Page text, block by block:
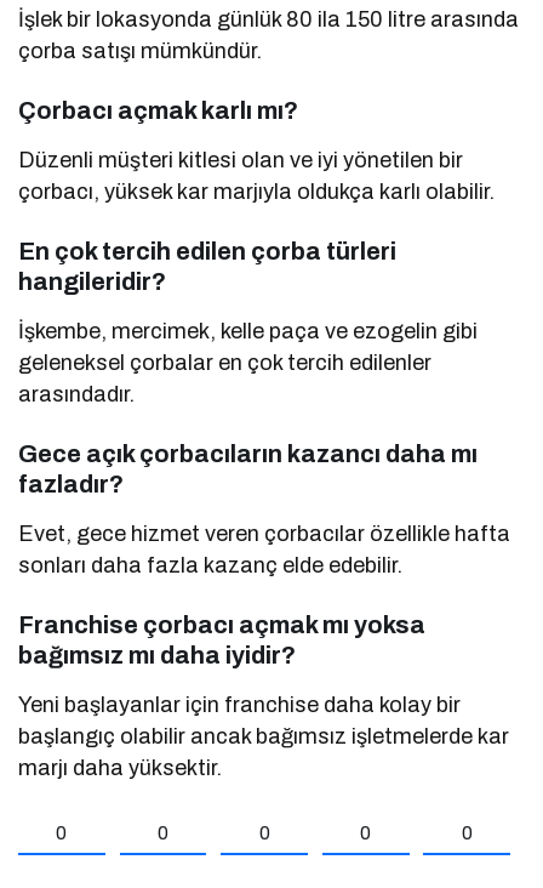
İşlek bir lokasyonda günlük 80 ila 150 litre arasında
çorba satışı mümkündür.
Çorbacı açmak karlı mı?
Düzenli müşteri kitlesi olan ve iyi yönetilen bir
çorbacı, yüksek kar marjıyla oldukça karlı olabilir.
En çok tercih edilen çorba türleri
hangileridir?
İşkembe, mercimek, kelle paça ve ezogelin gibi
geleneksel çorbalar en çok tercih edilenler
arasındadır.
Gece açık çorbacıların kazancı daha mı
fazladır?
Evet, gece hizmet veren çorbacılar özellikle hafta
sonları daha fazla kazanç elde edebilir.
Franchise çorbacı açmak mı yoksa
bağımsız mı daha iyidir?
Yeni başlayanlar için franchise daha kolay bir
başlangıç olabilir ancak bağımsız işletmelerde kar
marjı daha yüksektir.
0 0 0 0 0